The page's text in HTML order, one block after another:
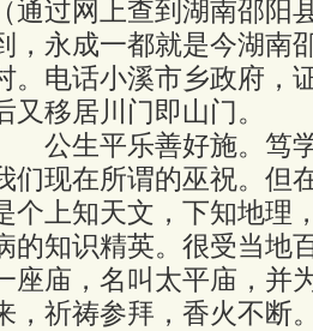
（通过网上查到湖南邵
，永成一都就是今湖南
。电话小溪市乡政府，
又移居川门即山门。
公生平乐善好施。笃学
们现在所谓的巫祝。但
个上知天文，下知地理
的知识精英。很受当地
座庙，名叫太平庙，并
，祈祷参拜，香火不断